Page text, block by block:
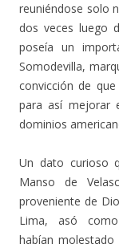
reuniéndose solo
dos veces luego
poseía un
Somodevilla,
convicción de
para así mejorar
dominios
Un dato curioso
Manso de
proveniente de
Lima, asó como
habían